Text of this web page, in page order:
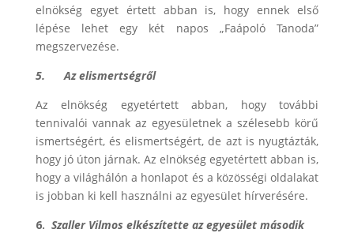
elnökség egyet értett abban is, hogy ennek első
lépése lehet egy két napos „Faápoló Tanoda”
megszervezése.
5.Az elismertségről
Az elnökség egyetértett abban, hogy további
tennivalói vannak az egyesületnek a szélesebb körű
ismertségért, és elismertségért, de azt is nyugtázták,
hogy jó úton járnak. Az elnökség egyetértett abban is,
hogy a világhálón a honlapot és a közösségi oldalakat
is jobban ki kell használni az egyesület hírverésére.
6. Szaller Vilmos elkészítette az egyesület második